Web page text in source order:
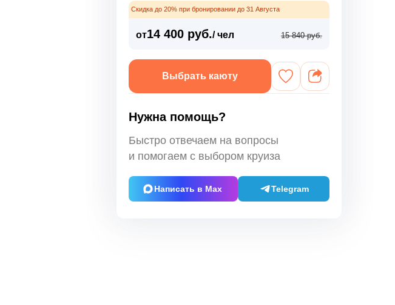
Скидка до 20% при бронировании до 31 Августа
от14 400 руб./ чел 15 840 руб.
Выбрать каюту
Нужна помощь?
Быстро отвечаем на вопросы
и помогаем с выбором круиза
Написать в Max Telegram